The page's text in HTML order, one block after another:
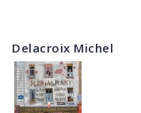
Delacroix Michel